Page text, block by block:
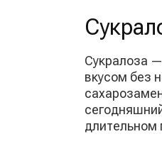
Сукралоза
вкусом без
длительном